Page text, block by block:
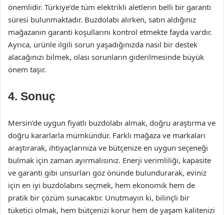
önemlidir. Türkiye’de tüm elektrikli aletlerin belli bir garanti
süresi bulunmaktadır. Buzdolabı alırken, satın aldığınız
mağazanın garanti koşullarını kontrol etmekte fayda vardır.
Ayrıca, ürünle ilgili sorun yaşadığınızda nasıl bir destek
alacağınızı bilmek, olası sorunların giderilmesinde büyük
önem taşır.
4. Sonuç
Mersin’de uygun fiyatlı buzdolabı almak, doğru araştırma ve
doğru kararlarla mümkündür. Farklı mağaza ve markaları
araştırarak, ihtiyaçlarınıza ve bütçenize en uygun seçeneği
bulmak için zaman ayırmalısınız. Enerji verimliliği, kapasite
ve garanti gibi unsurları göz önünde bulundurarak, eviniz
için en iyi buzdolabını seçmek, hem ekonomik hem de
pratik bir çözüm sunacaktır. Unutmayın ki, bilinçli bir
tüketici olmak, hem bütçenizi korur hem de yaşam kalitenizi